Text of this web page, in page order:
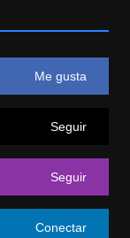
Me gusta
Seguir
Seguir
Conectar